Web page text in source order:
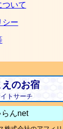
ついて
シー
えのお宿
トサーチ
らんnet